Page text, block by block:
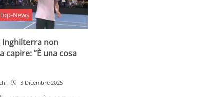
Top-News
Inghilterra non
capire: ”È una cosa
3 Dicembre 2025